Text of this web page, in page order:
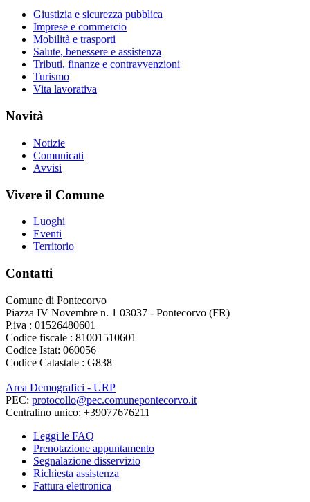
Giustizia e sicurezza pubblica
Imprese e commercio
Mobilità e trasporti
Salute, benessere e assistenza
Tributi, finanze e contravvenzioni
Turismo
Vita lavorativa
Novità
Notizie
Comunicati
Avvisi
Vivere il Comune
Luoghi
Eventi
Territorio
Contatti
Comune di Pontecorvo
Piazza IV Novembre n. 1 03037 - Pontecorvo (FR)
P.iva : 01526480601
Codice fiscale : 81001510601
Codice Istat: 060056
Codice Catastale : G838
Area Demografici - URP
PEC: protocollo@pec.comunepontecorvo.it
Centralino unico: +39077676211
Leggi le FAQ
Prenotazione appuntamento
Segnalazione disservizio
Richiesta assistenza
Fattura elettronica